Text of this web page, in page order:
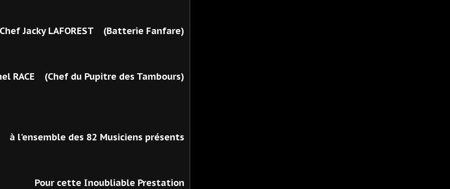
Jacky LAFOREST (Batterie Fanfare)
RACE (Chef du Pupitre des Tambours)
à l'ensemble des 82 Musiciens présents
Pour cette Inoubliable Prestation